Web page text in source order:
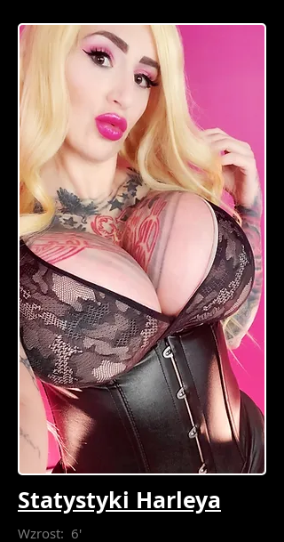
Statystyki Harleya
Wzrost: 6'